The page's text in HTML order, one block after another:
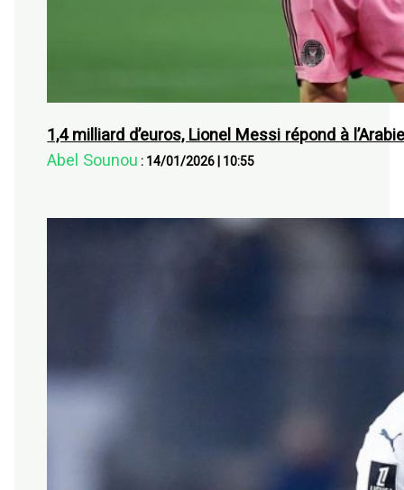
1,4 milliard d’euros, Lionel Messi répond à
Abel Sounou : 14/01/2026| 10:55